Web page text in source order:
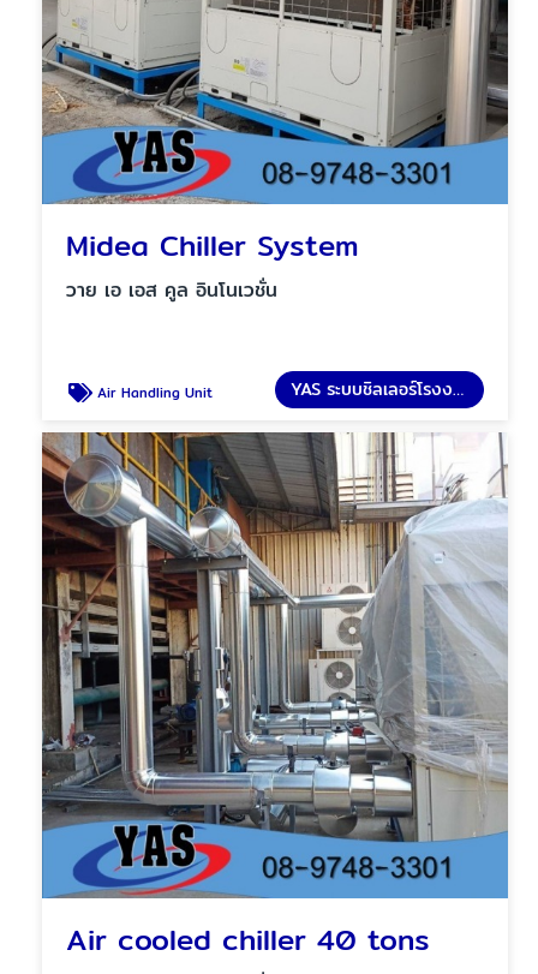
Midea Chiller System
วาย เอ เอส คูล อินโนเวชั่น
Air Handling Unit YAS ระบบชิลเลอร์โรงงาน
Air cooled chiller 40 tons